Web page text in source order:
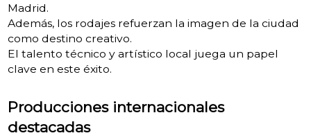
Madrid.
Además, los rodajes refuerzan la imagen de la ciudad
como destino creativo.
El talento técnico y artístico local juega un papel
clave en este éxito.
Producciones internacionales
destacadas